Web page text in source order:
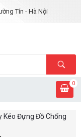
Tín - Hà Nội
0
Kéo Đựng Đồ Chống